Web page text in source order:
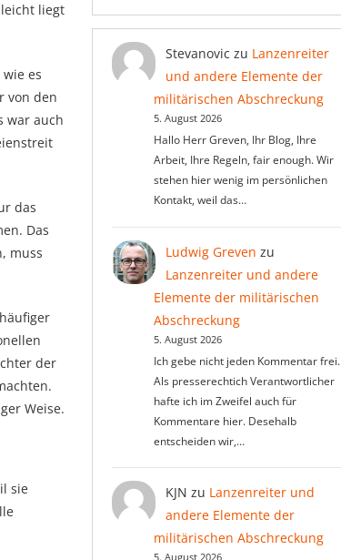
liegt
es
von den
war auch
das
Das
muss
der
Weise.
sie
Stevanovic zu Lanzenreiter
und andere Elemente der
militärischen Abschreckung
5. August 2026
Hallo Herr Greven, Ihr Blog, Ihre
Arbeit, Ihre Regeln, fair enough. Wir
stehen hier wenig im persönlichen
Kontakt, weil das…
Ludwig Greven zu
Lanzenreiter und andere
Elemente der militärischen
Abschreckung
5. August 2026
Ich gebe nicht jeden Kommentar frei.
Als presserechtich Verantwortlicher
hafte ich im Zweifel auch für
Kommentare hier. Desehalb
entscheiden wir,…
KJN zu Lanzenreiter und
andere Elemente der
militärischen Abschreckung
5. August 2026